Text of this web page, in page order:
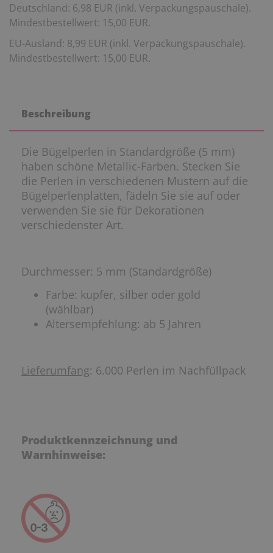
Deutschland: 6,98 EUR (inkl. Verpackungspauschale).
Mindestbestellwert: 15,00 EUR.
EU-Ausland: 8,99 EUR (inkl. Verpackungspauschale).
Mindestbestellwert: 15,00 EUR.
Beschreibung
Die Bügelperlen in Standardgröße (5 mm)
haben schöne Metallic-Farben. Stecken Sie
die Perlen in verschiedenen Mustern auf die
Bügelperlenplatten, fädeln Sie sie auf oder
verwenden Sie sie für Dekorationen
verschiedenster Art.
Durchmesser: 5 mm (Standardgröße)
Farbe: kupfer, silber oder gold
(wählbar)
Altersempfehlung: ab 5 Jahren
Lieferumfang: 6.000 Perlen im Nachfüllpack
Produktkennzeichnung und
Warnhinweise: